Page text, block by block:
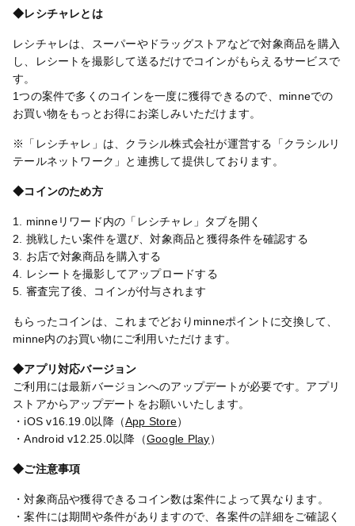
◆レシチャレとは
レシチャレは、スーパーやドラッグストアなどで対象商品を購入
し、レシートを撮影して送るだけでコインがもらえるサービスで
す。
1つの案件で多くのコインを一度に獲得できるので、minneでの
お買い物をもっとお得にお楽しみいただけます。
※「レシチャレ」は、クラシル株式会社が運営する「クラシルリ
テールネットワーク」と連携して提供しております。
◆コインのため方
1. minneリワード内の「レシチャレ」タブを開く
2. 挑戦したい案件を選び、対象商品と獲得条件を確認する
3. お店で対象商品を購入する
4. レシートを撮影してアップロードする
5. 審査完了後、コインが付与されます
もらったコインは、これまでどおりminneポイントに交換して、
minne内のお買い物にご利用いただけます。
◆アプリ対応バージョン
ご利用には最新バージョンへのアップデートが必要です。アプリ
ストアからアップデートをお願いいたします。
・iOS v16.19.0以降（App Store）
・Android v12.25.0以降（Google Play）
◆ご注意事項
・対象商品や獲得できるコイン数は案件によって異なります。
・案件には期間や条件がありますので、各案件の詳細をご確認く